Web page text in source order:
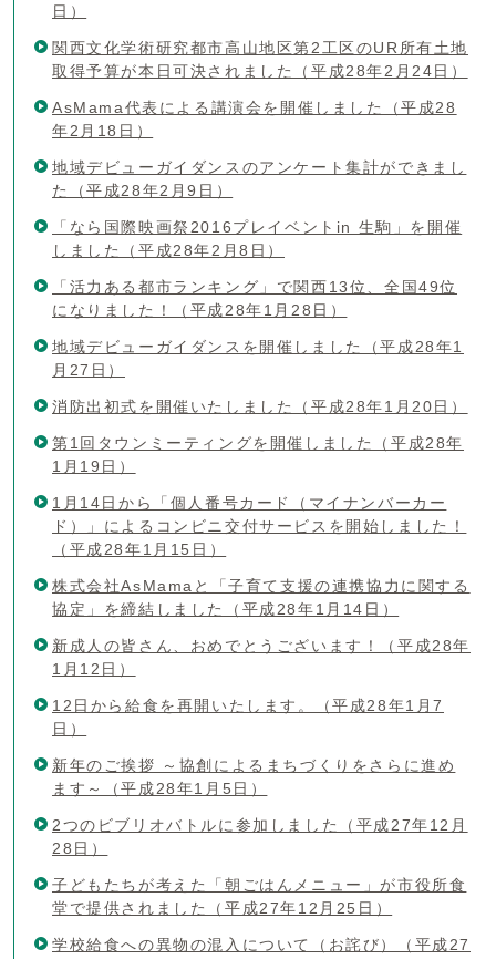
日）
関西文化学術研究都市高山地区第2工区のUR所有土地
取得予算が本日可決されました（平成28年2月24日）
AsMama代表による講演会を開催しました（平成28
年2月18日）
地域デビューガイダンスのアンケート集計ができまし
た（平成28年2月9日）
「なら国際映画祭2016プレイベントin 生駒」を開催
しました（平成28年2月8日）
「活力ある都市ランキング」で関西13位、全国49位
になりました！（平成28年1月28日）
地域デビューガイダンスを開催しました（平成28年1
月27日）
消防出初式を開催いたしました（平成28年1月20日）
第1回タウンミーティングを開催しました（平成28年
1月19日）
1月14日から「個人番号カード（マイナンバーカー
ド）」によるコンビニ交付サービスを開始しました！
（平成28年1月15日）
株式会社AsMamaと「子育て支援の連携協力に関する
協定」を締結しました（平成28年1月14日）
新成人の皆さん、おめでとうございます！（平成28年
1月12日）
12日から給食を再開いたします。（平成28年1月7
日）
新年のご挨拶 ～協創によるまちづくりをさらに進め
ます～（平成28年1月5日）
2つのビブリオバトルに参加しました（平成27年12月
28日）
子どもたちが考えた「朝ごはんメニュー」が市役所食
堂で提供されました（平成27年12月25日）
学校給食への異物の混入について（お詫び）（平成27